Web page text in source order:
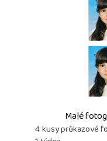
Malé
4 kusy průkazové